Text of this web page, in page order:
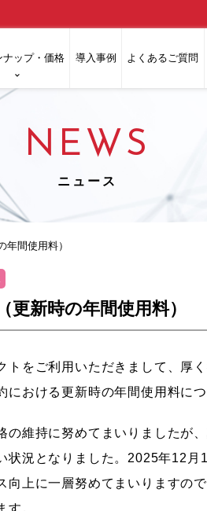
ナップ・価格 導入事例 よくあるご質問
NEWS
ニュース
間使用料）
更新時の年間使用料）
トをご利用いただきまして、厚く
における更新時の年間使用料に
の維持に努めてまいりましたが
状況となりました。2025年12
向上に一層努めてまいりますの
す。